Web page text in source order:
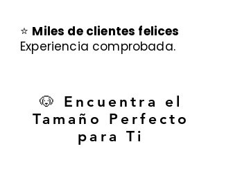
⭐ Miles de clientes felices
Experiencia comprobada.
🐶 Encuentra el
Tamaño Perfecto
para Ti